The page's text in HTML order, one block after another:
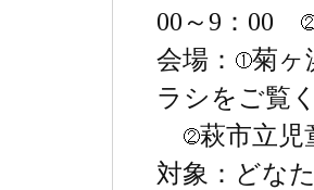
00～9：00
会場：
菊ヶ
ラシをご覧
萩市立児
対象：どな